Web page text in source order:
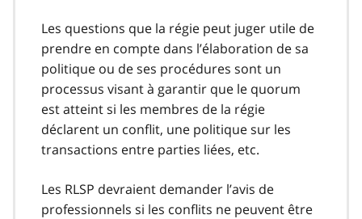
Les questions que la régie peut juger utile de
prendre en compte dans l’élaboration de sa
politique ou de ses procédures sont un
processus visant à garantir que le quorum
est atteint si les membres de la régie
déclarent un conflit, une politique sur les
transactions entre parties liées, etc.
Les RLSP devraient demander l’avis de
professionnels si les conflits ne peuvent être